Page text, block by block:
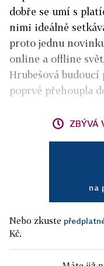
dobře se umí s
nimi ideálně
proto jednu
online a offline
Hrubešová
poprvé přehoupla
ZBÝVÁ
na
Nebo zkuste
Kč.